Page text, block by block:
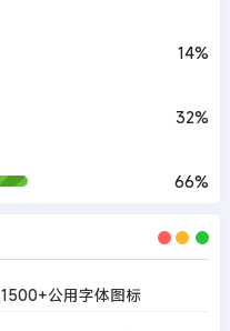
14%
32%
66%
1500+公用字体图标